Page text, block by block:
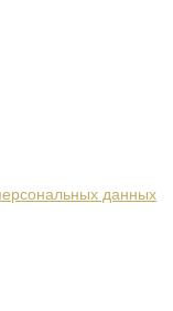
данных